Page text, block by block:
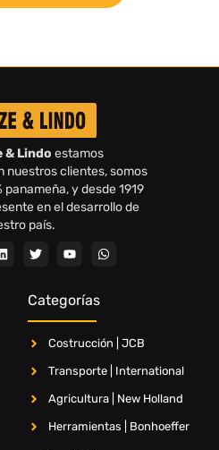
& Lindo estamos
nuestros clientes, somos
panameña, y desde 1919
en el desarrollo de
país.
Categorías
Costrucción | JCB
Transporte | International
Agricultura | New Holland
Herramientas | Bonhoeffer